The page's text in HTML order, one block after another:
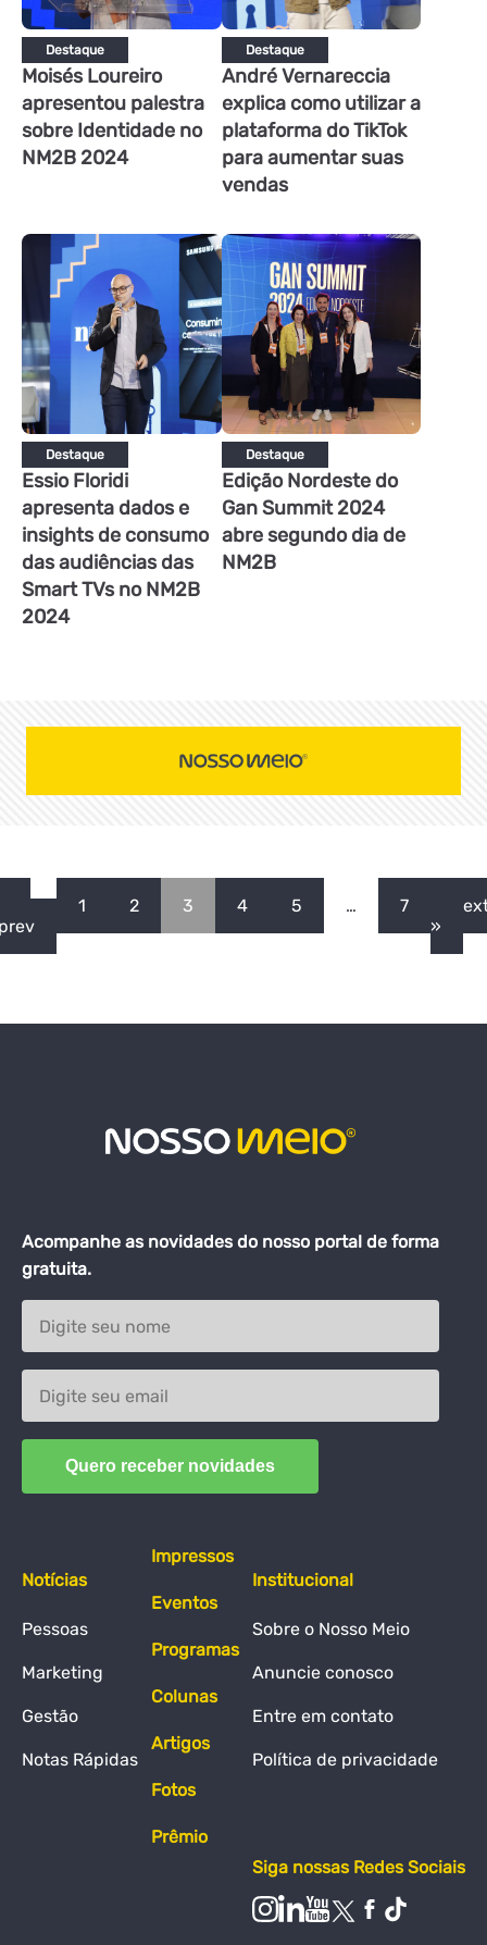
Destaque
Moisés Loureiro
apresentou palestra
sobre Identidade no
NM2B 2024
Destaque
André Vernareccia
explica como utilizar a
plataforma do TikTok
para aumentar suas
vendas
Destaque
Essio Floridi
apresenta dados e
insights de consumo
das audiências das
Smart TVs no NM2B
2024
Destaque
Edição Nordeste do
Gan Summit 2024
abre segundo dia de
NM2B
1 2 3 4 5 … 7
»
Acompanhe as novidades do nosso portal de forma
gratuita.
Notícias
Pessoas
Marketing
Gestão
Notas Rápidas
Impressos
Eventos
Programas
Colunas
Artigos
Fotos
Prêmio
Institucional
Sobre o Nosso Meio
Anuncie conosco
Entre em contato
Política de privacidade
Siga nossas Redes Sociais